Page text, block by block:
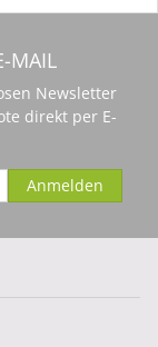
MAIL
Newsletter
direkt per E-